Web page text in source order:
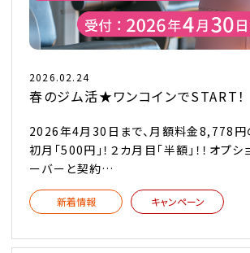
2026.02.24
春のジム活★ワンコインでSTART！
2026年4月30日まで、月額料金8,778円
初月「500円」！２カ月目「半額」！！オプ
ーバーと契約…
新着情報 キャンペーン